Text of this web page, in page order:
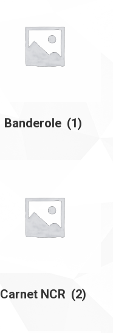
Banderole (1)
Carnet NCR (2)